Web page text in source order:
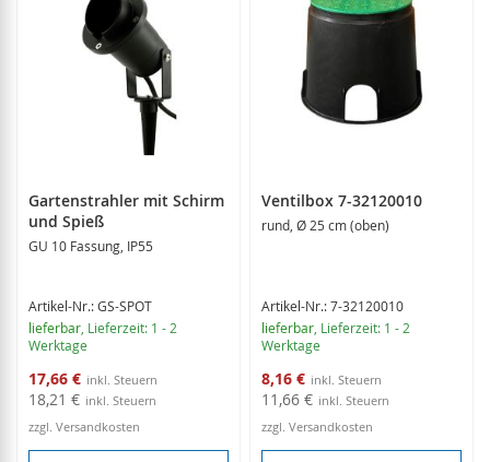
Gartenstrahler mit Schirm
und Spieß
GU 10 Fassung, IP55
Artikel-Nr.: GS-SPOT
lieferbar, Lieferzeit: 1 - 2
Werktage
Sonderangebot
17,66 €
18,21 €
zzgl. Versandkosten
Ventilbox 7-32120010
rund, Ø 25 cm (oben)
Artikel-Nr.: 7-32120010
lieferbar, Lieferzeit: 1 - 2
Werktage
Sonderangebot
8,16 €
11,66 €
zzgl. Versandkosten